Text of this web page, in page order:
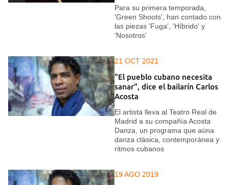
Para su primera temporada,
'Green Shoots', han contado con
las piezas 'Fuga', 'Híbrido' y
'Nosotros'
21 OCT 2021
"El pueblo cubano necesita
sanar", dice el bailarín Carlos
Acosta
El artista lleva al Teatro Real de
Madrid a su compañía Acosta
Danza, un programa que aúna
danza clásica, contemporánea y
ritmos cubanos
19 AGO 2019